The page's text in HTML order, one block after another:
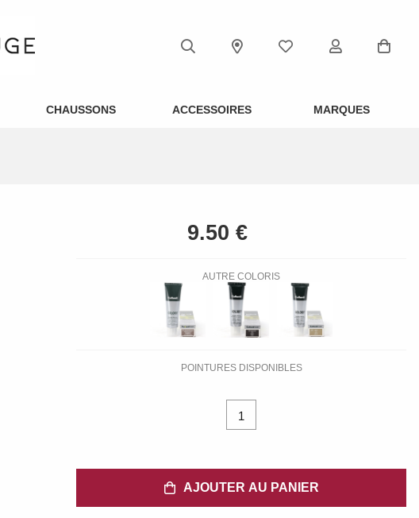
CHAUSSONS ACCESSOIRES MARQUES
AUTRE COLORIS
POINTURES DISPONIBLES
1
AJOUTER AU PANIER